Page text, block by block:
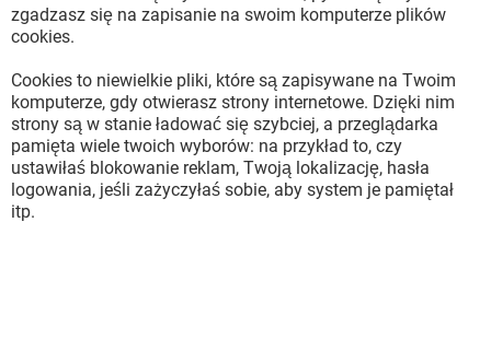
zgadzasz się na zapisanie na swoim komputerze plików
cookies.
Cookies to niewielkie pliki, które są zapisywane na Twoim
komputerze, gdy otwierasz strony internetowe. Dzięki nim
strony są w stanie ładować się szybciej, a przeglądarka
pamięta wiele twoich wyborów: na przykład to, czy
ustawiłaś blokowanie reklam, Twoją lokalizację, hasła
logowania, jeśli zażyczyłaś sobie, aby system je pamiętał
itp.